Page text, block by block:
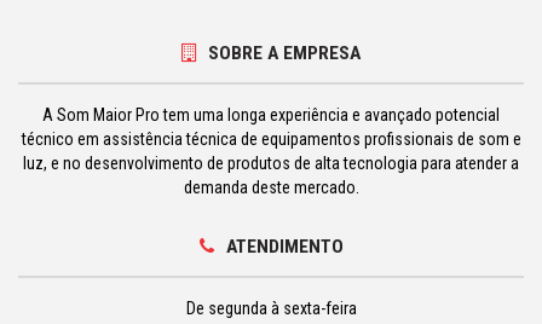
SOBRE A EMPRESA
A Som Maior Pro tem uma longa experiência e avançado potencial
técnico em assistência técnica de equipamentos profissionais de som e
luz, e no desenvolvimento de produtos de alta tecnologia para atender a
demanda deste mercado.
ATENDIMENTO
De segunda à sexta-feira